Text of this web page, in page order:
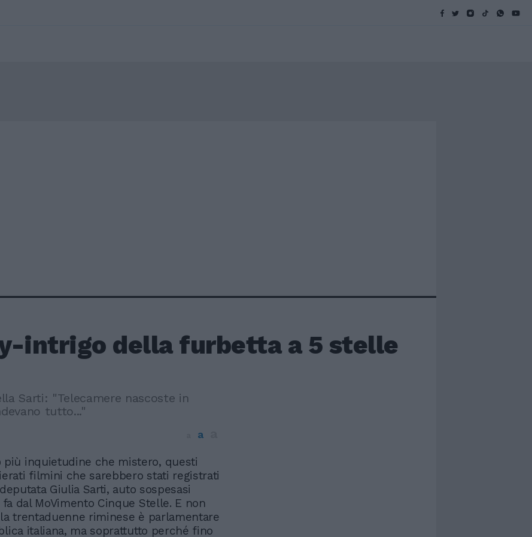
intrigo della furbetta a 5 stelle
Sarti: "Telecamere nascoste in
tutto..."
a
più inquietudine che mistero, questi
filmini che sarebbero stati registrati
Giulia Sarti, auto sospesasi
dal MoVimento Cinque Stelle. E non
trentaduenne riminese è parlamentare
italiana, ma soprattutto perché fino